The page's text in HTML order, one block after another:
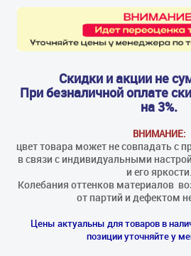
Скидки и акции не
При безналичной оплате
на 3%.
ВНИМАНИЕ:
цвет товара может не совпадать с
в связи с индивидуальными
и его яркости.
Колебания оттенков материалов​
от партий и дефектом
Цены актуальны для товаров в
позиции уточняйте у